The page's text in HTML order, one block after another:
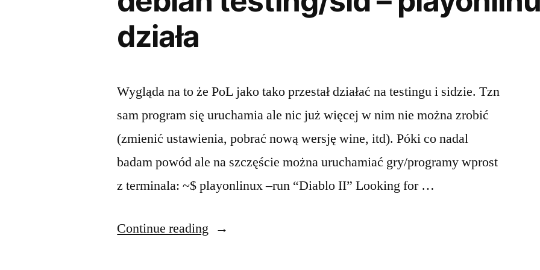
działa
Wygląda na to że PoL jako tako przestał działać na testingu i sidzie. Tzn
sam program się uruchamia ale nic już więcej w nim nie można zrobić
(zmienić ustawienia, pobrać nową wersję wine, itd). Póki co nadal
badam powód ale na szczęście można uruchamiać gry/programy wprost
z terminala: ~$ playonlinux –run “Diablo II” Looking for …
Continue reading “debian